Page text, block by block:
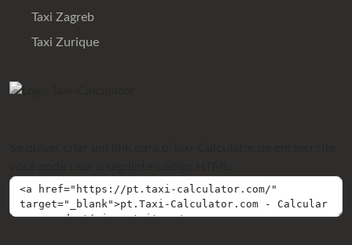
Taxi Zagreb
Taxi Zurique